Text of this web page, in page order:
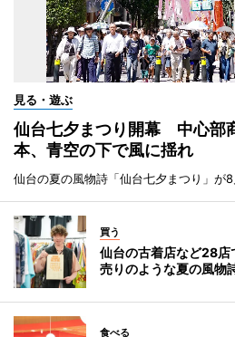
見る・遊ぶ
仙台七夕まつり開幕 中心部
本、青空の下で風に揺れ
仙台の夏の風物詩「仙台七夕まつり」が8
買う
仙台の古着店など28
売りのような夏の風物
食べる